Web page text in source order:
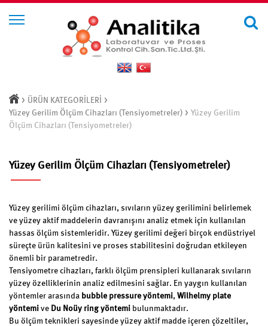
> ÜRÜN KATEGORİLERİ >
Yüzey Gerilim Ölçüm Cihazları (Tensiyometreler) > Yüzey Gerilim
Ölçüm Cihazları (Tensiyometreler)
Yüzey Gerilim Ölçüm Cihazları (Tensiyometreler)
Yüzey gerilimi ölçüm cihazları, sıvıların yüzey gerilimini belirlemek
ve yüzey aktif maddelerin davranışını analiz etmek için kullanılan
hassas ölçüm sistemleridir. Yüzey gerilimi değeri birçok endüstriyel
süreçte ürün kalitesini ve proses stabilitesini doğrudan etkileyen
önemli bir parametredir.
Tensiyometre cihazları, farklı ölçüm prensipleri kullanarak sıvıların
yüzey özelliklerinin analiz edilmesini sağlar. En yaygın kullanılan
yöntemler arasında bubble pressure yöntemi, Wilhelmy plate
yöntemi ve Du Noüy ring yöntemi bulunmaktadır.
Bu ölçüm teknikleri sayesinde yüzey aktif madde içeren çözeltiler,